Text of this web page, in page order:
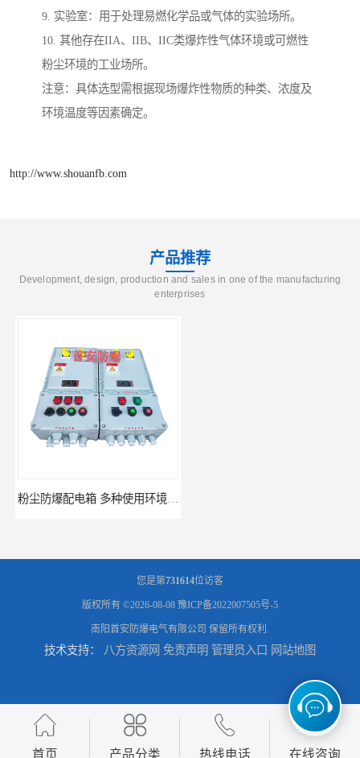
9. 实验室：用于处理易燃化学品或气体的实验场所。
10. 其他存在IIA、IIB、IIC类爆炸性气体环境或可燃性
粉尘环境的工业场所。
注意：具体选型需根据现场爆炸性物质的种类、浓度及
环境温度等因素确定。
http://www.shouanfb.com
产品推荐
Development, design, production and sales in one of the manufacturing
enterprises
粉尘防爆配电箱 多种使用环境 粉尘防爆电控箱
粉尘防爆配电箱 安全生产 上海粉尘防爆配电柜 防爆仪表箱 多种使用环境 深圳粉尘防爆电控柜
您是第731614位访客
版权所有 ©2026-08-08 豫ICP备2022007505号-5
南阳首安防爆电气有限公司 保留所有权利.
技术支持： 八方资源网 免责声明 管理员入口 网站地图
首页 产品分类 热线电话 在线咨询